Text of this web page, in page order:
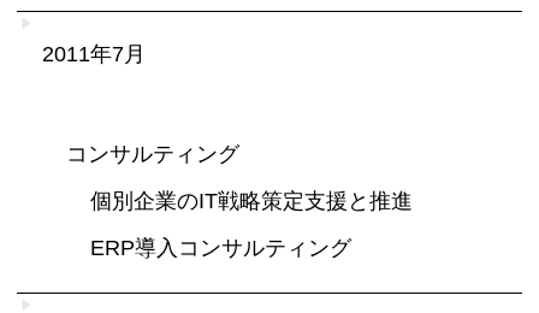
2011年7月
コンサルティング
個別企業のIT戦略策定支援と推進
ERP導入コンサルティング